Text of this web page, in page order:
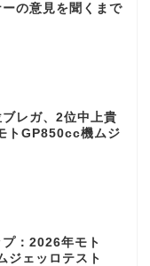
の意見を聞くまで
レガ、2位中上貴
トGP850cc機ムジ
：2026年モト
ジェッロテスト